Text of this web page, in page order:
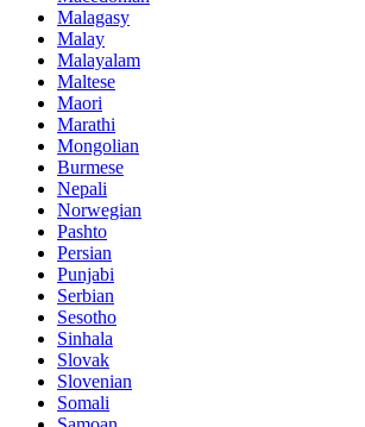
Malagasy
Malay
Malayalam
Maltese
Maori
Marathi
Mongolian
Burmese
Nepali
Norwegian
Pashto
Persian
Punjabi
Serbian
Sesotho
Sinhala
Slovak
Slovenian
Somali